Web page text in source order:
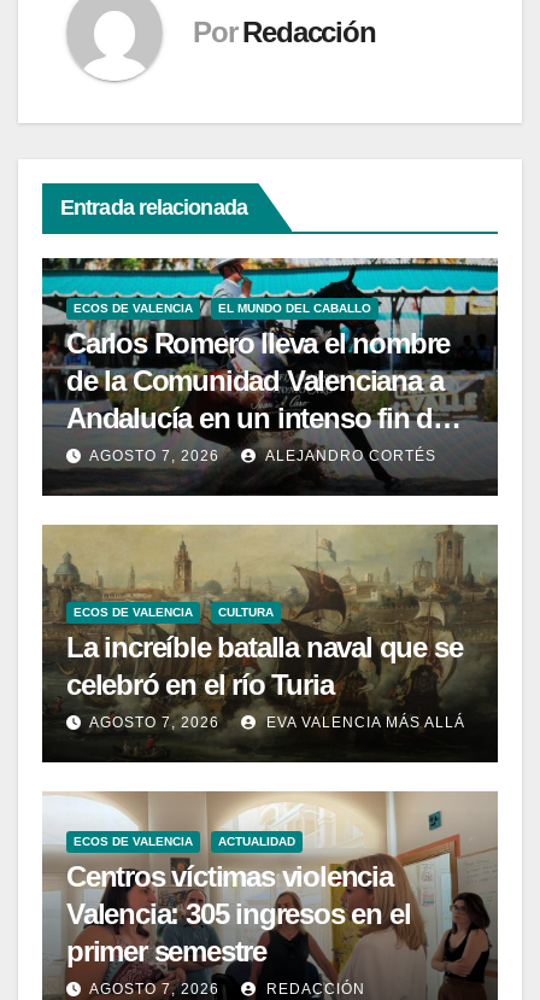
Por Redacción
Entrada relacionada
ECOS DE VALENCIA EL MUNDO DEL CABALLO
Carlos Romero lleva el nombre
de la Comunidad Valenciana a
Andalucía en un intenso fin de
semana de Doma Vaquera
AGOSTO 7, 2026 ALEJANDRO CORTÉS
ECOS DE VALENCIA CULTURA
La increíble batalla naval que se
celebró en el río Turia
AGOSTO 7, 2026 EVA VALENCIA MÁS ALLÁ
ECOS DE VALENCIA ACTUALIDAD
Centros víctimas violencia
Valencia: 305 ingresos en el
primer semestre
AGOSTO 7, 2026 REDACCIÓN